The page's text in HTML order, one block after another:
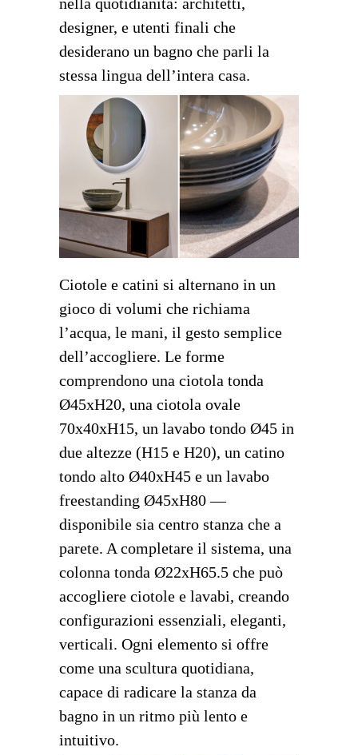
designer, e utenti finali che
desiderano un bagno che parli la
stessa lingua dell’intera casa.
Ciotole e catini si alternano in un
gioco di volumi che richiama
l’acqua, le mani, il gesto semplice
dell’accogliere. Le forme
comprendono una ciotola tonda
Ø45xH20, una ciotola ovale
70x40xH15, un lavabo tondo Ø45 in
due altezze (H15 e H20), un catino
tondo alto Ø40xH45 e un lavabo
freestanding Ø45xH80 —
disponibile sia centro stanza che a
parete. A completare il sistema, una
colonna tonda Ø22xH65.5 che può
accogliere ciotole e lavabi, creando
configurazioni essenziali, eleganti,
verticali. Ogni elemento si offre
come una scultura quotidiana,
capace di radicare la stanza da
bagno in un ritmo più lento e
intuitivo.